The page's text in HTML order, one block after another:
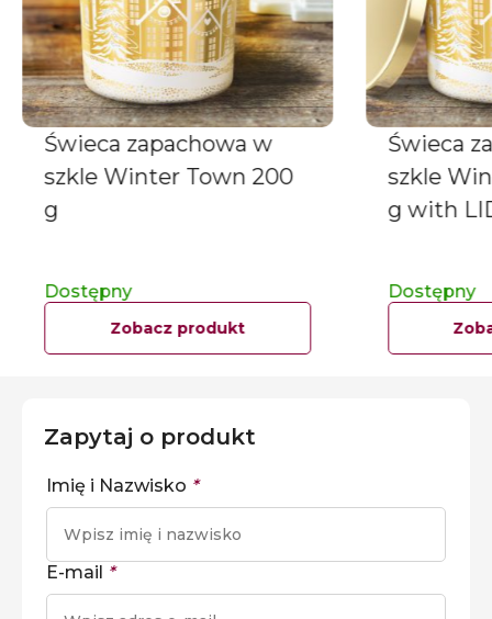
Świeca zapachowa w
szkle Winter Town 200
g
Dostępny
Zobacz produkt
Świeca
szkle
g with
Dostępny
Zapytaj o produkt
Imię i Nazwisko *
E-mail *